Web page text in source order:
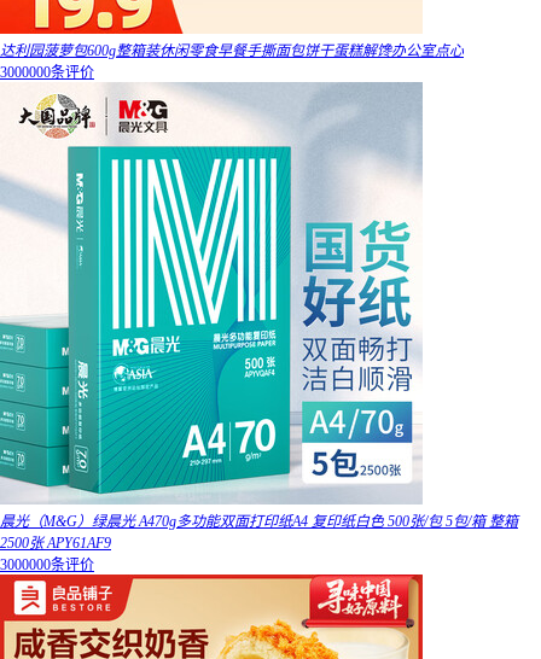
达利园菠萝包600g整箱装休闲零食早餐手撕面包饼干蛋糕解馋办公室点心
3000000条评价
晨光（M&G）绿晨光 A470g多功能双面打印纸A4 复印纸白色 500张/包 5包/箱 整箱
2500张 APY61AF9
3000000条评价